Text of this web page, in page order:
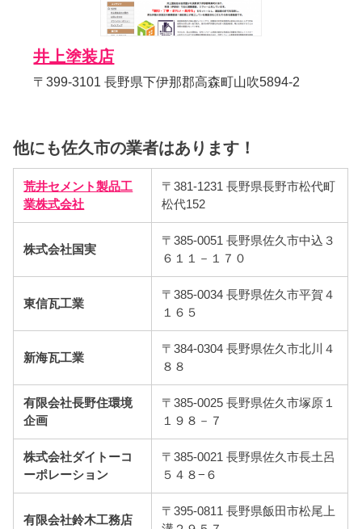
井上塗装店
〒399-3101 長野県下伊那郡高森町山吹5894-2
他にも佐久市の業者はあります！
荒井セメント製品工
業株式会社
〒381-1231 長野県長野市松代町
松代152
株式会社国実
〒385-0051 長野県佐久市中込３
６１１－１７０
東信瓦工業
〒385-0034 長野県佐久市平賀４
１６５
新海瓦工業
〒384-0304 長野県佐久市北川４
８８
有限会社長野住環境
企画
〒385-0025 長野県佐久市塚原１
１９８－７
株式会社ダイトーコ
ーポレーション
〒385-0021 長野県佐久市長土呂
５４８−６
有限会社鈴木工務店
〒395-0811 長野県飯田市松尾上